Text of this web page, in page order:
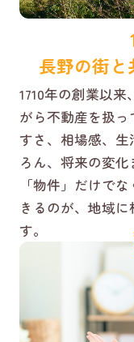
長野の街と
1710年の創業以
がら不動産を扱
すさ、相場感、
ろん、将来の変化
「物件」だけで
きるのが、地域
す。